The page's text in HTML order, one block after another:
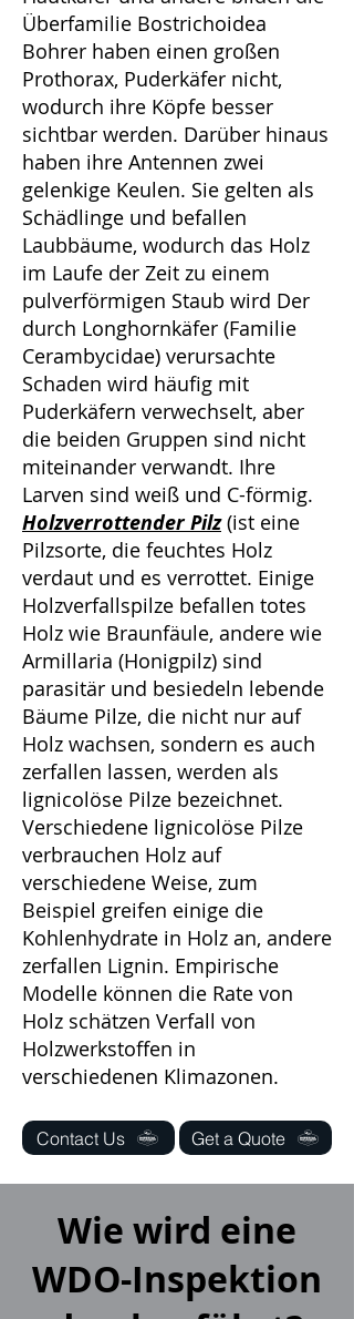
Überfamilie Bostrichoidea
Bohrer haben einen großen
Prothorax, Puderkäfer nicht,
wodurch ihre Köpfe besser
sichtbar werden. Darüber hinaus
haben ihre Antennen zwei
gelenkige Keulen. Sie gelten als
Schädlinge und befallen
Laubbäume, wodurch das Holz
im Laufe der Zeit zu einem
pulverförmigen Staub wird Der
durch Longhornkäfer (Familie
Cerambycidae) verursachte
Schaden wird häufig mit
Puderkäfern verwechselt, aber
die beiden Gruppen sind nicht
miteinander verwandt. Ihre
Larven sind weiß und C-förmig.
Holzverrottender Pilz(ist eine
Pilzsorte, die feuchtes Holz
verdaut und es verrottet. Einige
Holzverfallspilze befallen totes
Holz wie Braunfäule, andere wie
Armillaria (Honigpilz) sind
parasitär und besiedeln lebende
Bäume Pilze, die nicht nur auf
Holz wachsen, sondern es auch
zerfallen lassen, werden als
lignicolöse Pilze bezeichnet.
Verschiedene lignicolöse Pilze
verbrauchen Holz auf
verschiedene Weise, zum
Beispiel greifen einige die
Kohlenhydrate in Holz an, andere
zerfallen Lignin. Empirische
Modelle können die Rate von
Holz schätzen Verfall von
Holzwerkstoffen in
verschiedenen Klimazonen.
Contact Us Get a Quote
Wie wird eine
WDO-Inspektion